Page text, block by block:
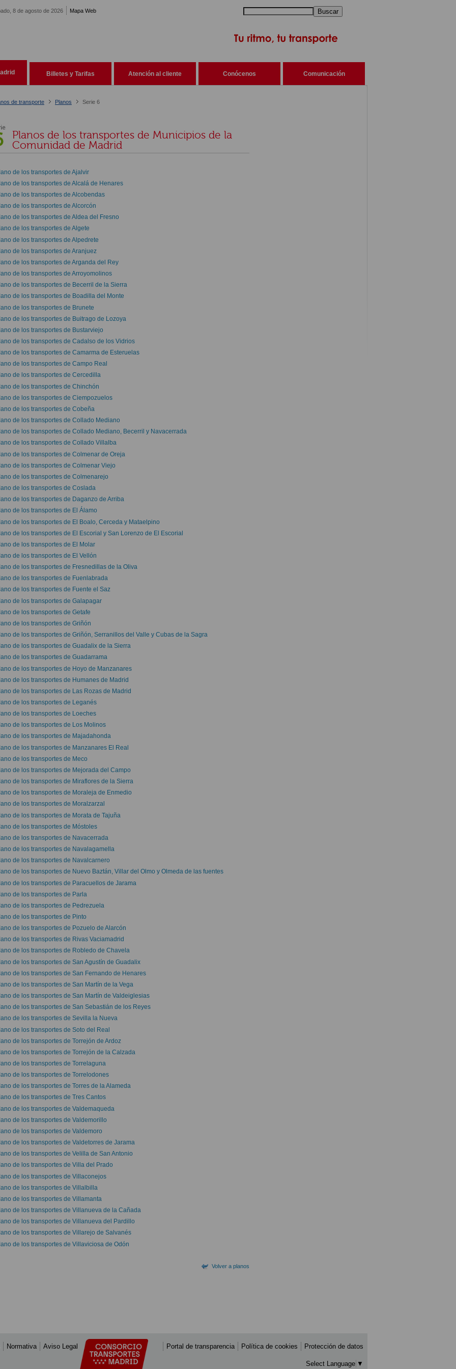
8 de agosto de 2026 Mapa Web Buscar
Billetes y Tarifas Atención al cliente Conócenos Comunicación
de transporte Planos Serie 6
Planos de los transportes de Municipios de la
Comunidad de Madrid
de los transportes de Ajalvir
de los transportes de Alcalá de Henares
de los transportes de Alcobendas
de los transportes de Alcorcón
de los transportes de Aldea del Fresno
de los transportes de Algete
de los transportes de Alpedrete
de los transportes de Aranjuez
de los transportes de Arganda del Rey
de los transportes de Arroyomolinos
de los transportes de Becerril de la Sierra
de los transportes de Boadilla del Monte
de los transportes de Brunete
de los transportes de Buitrago de Lozoya
de los transportes de Bustarviejo
de los transportes de Cadalso de los Vidrios
de los transportes de Camarma de Esteruelas
de los transportes de Campo Real
de los transportes de Cercedilla
de los transportes de Chinchón
de los transportes de Ciempozuelos
de los transportes de Cobeña
de los transportes de Collado Mediano
de los transportes de Collado Mediano, Becerril y Navacerrada
de los transportes de Collado Villalba
de los transportes de Colmenar de Oreja
de los transportes de Colmenar Viejo
de los transportes de Colmenarejo
de los transportes de Coslada
de los transportes de Daganzo de Arriba
de los transportes de El Álamo
de los transportes de El Boalo, Cerceda y Mataelpino
de los transportes de El Escorial y San Lorenzo de El Escorial
de los transportes de El Molar
de los transportes de El Vellón
de los transportes de Fresnedillas de la Oliva
de los transportes de Fuenlabrada
de los transportes de Fuente el Saz
de los transportes de Galapagar
de los transportes de Getafe
de los transportes de Griñón
de los transportes de Griñón, Serranillos del Valle y Cubas de la Sagra
de los transportes de Guadalix de la Sierra
de los transportes de Guadarrama
de los transportes de Hoyo de Manzanares
de los transportes de Humanes de Madrid
de los transportes de Las Rozas de Madrid
de los transportes de Leganés
de los transportes de Loeches
de los transportes de Los Molinos
de los transportes de Majadahonda
de los transportes de Manzanares El Real
de los transportes de Meco
de los transportes de Mejorada del Campo
de los transportes de Miraflores de la Sierra
de los transportes de Moraleja de Enmedio
de los transportes de Moralzarzal
de los transportes de Morata de Tajuña
de los transportes de Móstoles
de los transportes de Navacerrada
de los transportes de Navalagamella
de los transportes de Navalcarnero
de los transportes de Nuevo Baztán, Villar del Olmo y Olmeda de las fuentes
de los transportes de Paracuellos de Jarama
de los transportes de Parla
de los transportes de Pedrezuela
de los transportes de Pinto
de los transportes de Pozuelo de Alarcón
de los transportes de Rivas Vaciamadrid
de los transportes de Robledo de Chavela
de los transportes de San Agustín de Guadalix
de los transportes de San Fernando de Henares
de los transportes de San Martín de la Vega
de los transportes de San Martín de Valdeiglesias
de los transportes de San Sebastián de los Reyes
de los transportes de Sevilla la Nueva
de los transportes de Soto del Real
de los transportes de Torrejón de Ardoz
de los transportes de Torrejón de la Calzada
de los transportes de Torrelaguna
de los transportes de Torrelodones
de los transportes de Torres de la Alameda
de los transportes de Tres Cantos
de los transportes de Valdemaqueda
de los transportes de Valdemorillo
de los transportes de Valdemoro
de los transportes de Valdetorres de Jarama
de los transportes de Velilla de San Antonio
de los transportes de Villa del Prado
de los transportes de Villaconejos
de los transportes de Villalbilla
de los transportes de Villamanta
de los transportes de Villanueva de la Cañada
de los transportes de Villanueva del Pardillo
de los transportes de Villarejo de Salvanés
de los transportes de Villaviciosa de Odón
Volver a planos
Normativa Aviso Legal Portal de transparencia Política de cookies Protección de datos
Select Language ▼